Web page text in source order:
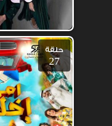
حلقة
27